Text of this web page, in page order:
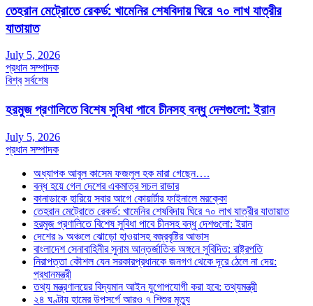
তেহরান মেট্রোতে রেকর্ড: খামেনির শেষবিদায় ঘিরে ৭০ লাখ যাত্রীর
যাতায়াত
July 5, 2026
প্রধান সম্পাদক
বিশ্ব সর্বশেষ
হরমুজ প্রণালিতে বিশেষ সুবিধা পাবে চীনসহ বন্ধু দেশগুলো: ইরান
July 5, 2026
প্রধান সম্পাদক
অধ্যাপক আবুল কাসেম ফজলুল হক মারা গেছেন….
বন্ধ হয়ে গেল দেশের একমাত্র সচল রাডার
কানাডাকে হারিয়ে সবার আগে কোয়ার্টার ফাইনালে মরক্কো
তেহরান মেট্রোতে রেকর্ড: খামেনির শেষবিদায় ঘিরে ৭০ লাখ যাত্রীর যাতায়াত
হরমুজ প্রণালিতে বিশেষ সুবিধা পাবে চীনসহ বন্ধু দেশগুলো: ইরান
দেশের ৯ অঞ্চলে ঝোড়ো হাওয়াসহ বজ্রবৃষ্টির আভাস
বাংলাদেশ সেনাবাহিনীর সুনাম আন্তর্জাতিক অঙ্গনে সুবিদিত: রাষ্ট্রপতি
নিরাপত্তা কৌশল যেন সরকারপ্রধানকে জনগণ থেকে দূরে ঠেলে না দেয়:
প্রধানমন্ত্রী
তথ্য মন্ত্রণালয়ের বিদ্যমান আইন যুগোপযোগী করা হবে: তথ্যমন্ত্রী
২৪ ঘণ্টায় হামের উপসর্গে আরও ৭ শিশুর মৃত্যু